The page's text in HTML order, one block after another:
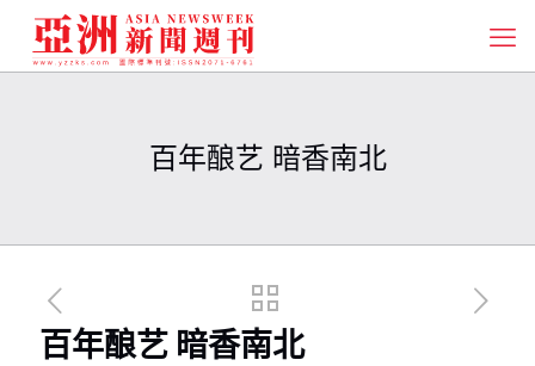
百年酿艺 暗香南北
百年酿艺 暗香南北